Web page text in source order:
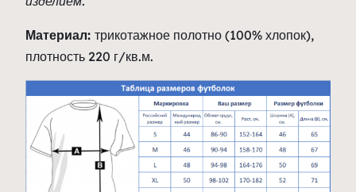
Материал: трикотажное полотно (100% хлопок),
плотность 220 г/кв.м.